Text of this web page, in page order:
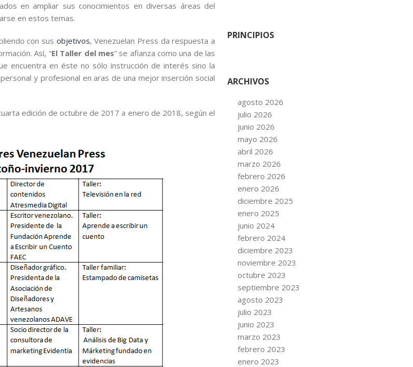
en ampliar sus conocimientos en diversas áreas del
en estos temas.
con sus objetivos, Venezuelan Press da respuesta a
Así, “El Taller del mes” se afianza como una de las
encuentra en éste no sólo instrucción de interés sino la
y profesional en aras de una mejor inserción social
edición de octubre de 2017 a enero de 2018, según el
PRINCIPIOS
ARCHIVOS
agosto 2026
julio 2026
junio 2026
mayo 2026
abril 2026
marzo 2026
febrero 2026
enero 2026
diciembre 2025
enero 2025
junio 2024
febrero 2024
diciembre 2023
noviembre 2023
octubre 2023
septiembre 2023
agosto 2023
julio 2023
junio 2023
marzo 2023
febrero 2023
enero 2023